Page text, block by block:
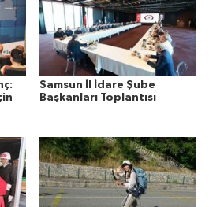
Samsun İl İdare Şube
Başkanları Toplantısı